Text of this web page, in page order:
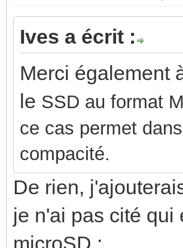
Ives a écrit :
Merci également
le SSD au format
ce cas permet
compacité.
De rien,
je n'ai pas cité qui
microSD :